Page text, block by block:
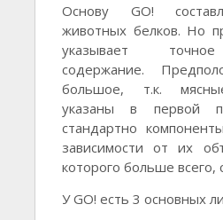
Основу GO!
животных белков. Но
указывает
содержание.
большое, т.к.
указаны в первой
стандартно
зависимости от их
которого больше всего,
У GO! есть 3 основных